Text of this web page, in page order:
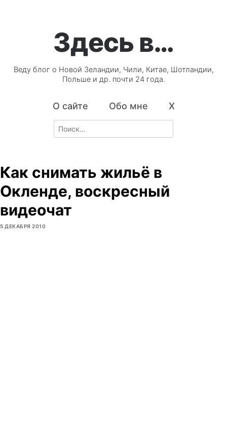
Здесь в…
Веду блог о Новой Зеландии, Чили, Китае, Шотландии,
Польше и др. почти 24 года.
О сайте Обо мне X
Search
for:
Как снимать жильё в
Окленде, воскресный
видеочат
5 ДЕКАБРЯ 2010